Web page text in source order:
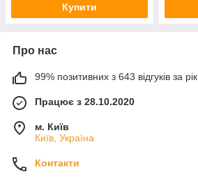
Купити
Про нас
99% позитивних з 643 відгуків за рік
Працює з 28.10.2020
м. Київ
Київ, Україна
Контакти